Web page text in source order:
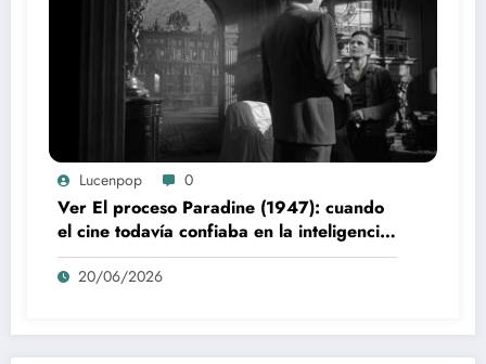
Lucenpop 0
Ver El proceso Paradine (1947): cuando
el cine todavía confiaba en la inteligencia
del espectador
20/06/2026